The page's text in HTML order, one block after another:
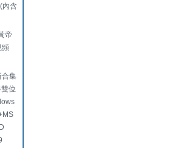
內含
帝
頻
合集
位